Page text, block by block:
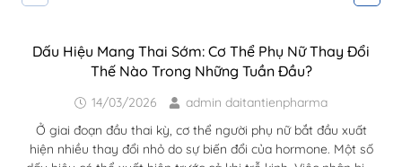
Dấu Hiệu Mang Thai Sớm: Cơ Thể Phụ Nữ Thay Đổi
Thế Nào Trong Những Tuần Đầu?
14/03/2026
admin daitantienpharma
Ở giai đoạn đầu thai kỳ, cơ thể người phụ nữ bắt đầu xuất
hiện nhiều thay đổi nhỏ do sự biến đổi của hormone. Một số